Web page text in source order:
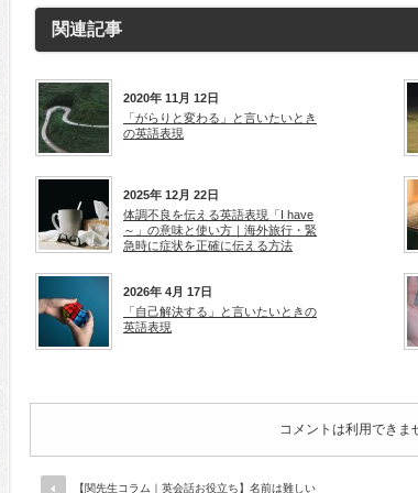
す)
関連記事
2020年 11月 12日
「がらりと変わる」と言いたいとき
の英語表現
2025年 12月 22日
体調不良を伝える英語表現「I have
～」の意味と使い方｜海外旅行・緊
急時に症状を正確に伝える方法
2026年 4月 17日
「自己解決する」と言いたいときの
英語表現
コメントは利用できま
【関先生コラム｜英会話お役立ち】名前は難しい